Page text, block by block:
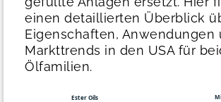
einen detaillierten Überblick
Eigenschaften, Anwendungen
Markttrends in den USA für
Ölfamilien.